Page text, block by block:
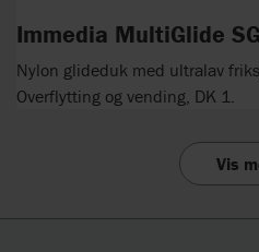
Immedia MultiGlide SG
Nylon glideduk med ultralav
Overflytting og vending, DK 1.
Vis